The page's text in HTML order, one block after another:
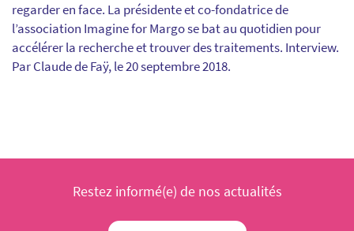
regarder en face. La présidente et co-fondatrice de
l’association Imagine for Margo se bat au quotidien pour
accélérer la recherche et trouver des traitements. Interview.
ParClaude de Faÿ, le 20 septembre 2018.
Restez informé(e) de nos actualités